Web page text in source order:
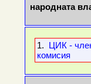
народната
1. ЦИК -
комисия